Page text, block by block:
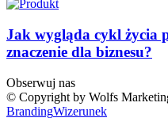
Jak wygląda cykl życia
znaczenie dla biznesu?
Obserwuj nas
© Copyright by Wolfs
BrandingWizerunek